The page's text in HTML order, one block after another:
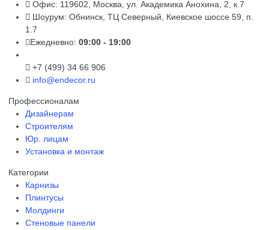
Офис: 119602, Москва, ул. Академика Анохина, 2, к.7
Шоурум: Обнинск, ТЦ Северный, Киевское шоссе 59, п.
1.7
Ежедневно: 09:00 - 19:00
+7 (499) 34 66 906
info@endecor.ru
Профессионалам
Дизайнерам
Строителям
Юр. лицам
Установка и монтаж
Категории
Карнизы
Плинтусы
Молдинги
Стеновые панели